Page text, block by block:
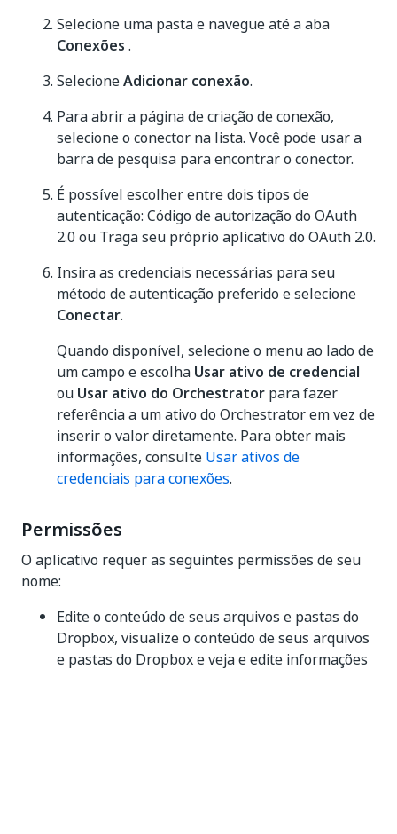
Selecione uma pasta e navegue até a aba
Conexões .
SelecioneAdicionar conexão.
Para abrir a página de criação de conexão,
selecione o conector na lista. Você pode usar a
barra de pesquisa para encontrar o conector.
É possível escolher entre dois tipos de
autenticação: Código de autorização do OAuth
2.0 ou Traga seu próprio aplicativo do OAuth 2.0.
Insira as credenciais necessárias para seu
método de autenticação preferido e selecione
Conectar.
Quando disponível, selecione o menu ao lado de
um campo e escolha Usar ativo de credencial
ou Usar ativo do Orchestrator para fazer
referência a um ativo do Orchestrator em vez de
inserir o valor diretamente. Para obter mais
informações, consulte Usar ativos de
credenciais para conexões.
Permissões
O aplicativo requer as seguintes permissões de seu
nome:
Edite o conteúdo de seus arquivos e pastas do
Dropbox, visualize o conteúdo de seus arquivos
e pastas do Dropbox e veja e edite informações